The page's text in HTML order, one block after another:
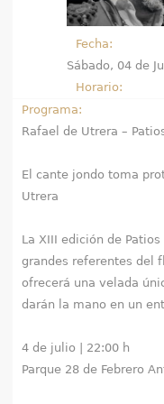
a
u
s
e
d
a
Fecha:
Sábado, 04 de
Horario:
Programa:
Rafael de Utrera –
El cante jondo toma
Utrera
La XIII edición de
grandes referentes del
ofrecerá una velada
darán la mano en un
4 de julio | 22:00 h
Parque 28 de Febrero